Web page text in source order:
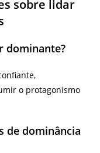
sobre lidar
dominante?
o protagonismo
de dominância